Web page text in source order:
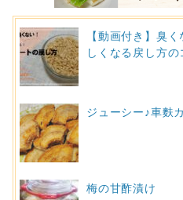
【動画付き】臭
しくなる戻し方の
ジューシー♪車麩
梅の甘酢漬け